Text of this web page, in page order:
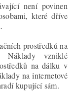
není povinen
které dříve
prostředků na
vzniklé
na dálku v
na internetové
kupující sám.